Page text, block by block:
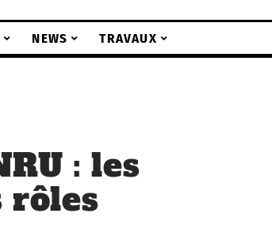
NEWS TRAVAUX
: les
rôles